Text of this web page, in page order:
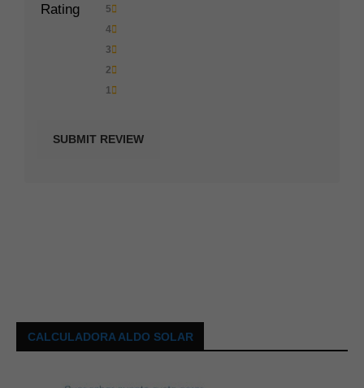
Rating
5
4
3
2
1
CALCULADORA ALDO SOLAR